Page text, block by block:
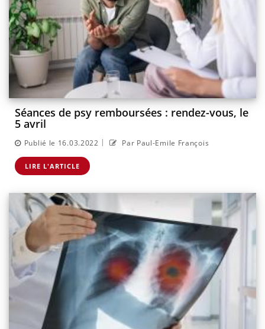
Séances de psy remboursées : rendez-vous, le
5 avril
Publié le 16.03.2022 | Par Paul-Emile François
LIRE L'ARTICLE